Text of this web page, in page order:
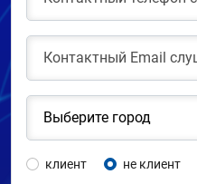
клиент не клиент